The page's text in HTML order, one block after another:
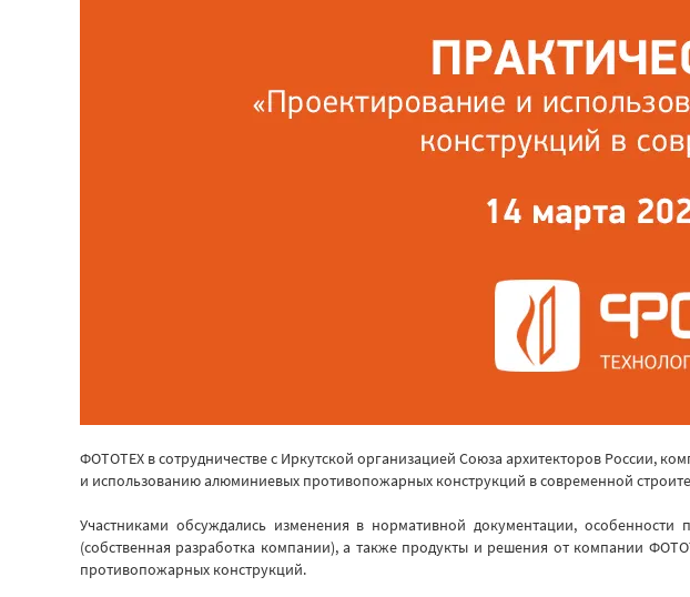
ФОТОТЕХ в сотрудничестве с Иркутской организацией Союза архитекторов России,
и использованию алюминиевых противопожарных конструкций в современной
Участниками обсуждались изменения в нормативной документации,
(собственная разработка компании), а также продукты и решения от компании
противопожарных конструкций.